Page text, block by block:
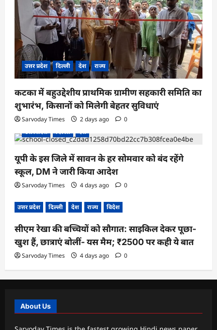
उत्तर प्रदेश दिल्ली देश राज्य
कटका में बहुउद्देशीय प्राथमिक ग्रामीण सहकारी समिति का
शुभारंभ, किसानों को मिलेगी बेहतर सुविधाएं
Sarvoday Times 2 days ago
0
उत्तर प्रदेश
दिल्ली देश
यूपी के इस जिले में सावन के हर सोमवार को बंद रहेंगे
स्कूल, DM ने जारी किया आदेश
Sarvoday Times 4 days ago 0
उत्तर प्रदेश दिल्ली देश राज्य विदेश
सीएम रेखा की बच्चियों को सौगात: साइकिल देकर पूछा-
खुश हैं, छात्राएं बोलीं- यस मैम; ₹2500 पर कही ये बात
Sarvoday Times 4 days ago 0
About Us